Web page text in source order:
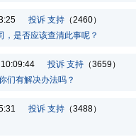
投诉 支持 （2460）
，是否应该查清此事呢？
10:09:44 投诉 支持 （3659）
们有解决办法吗？
投诉 支持 （3488）